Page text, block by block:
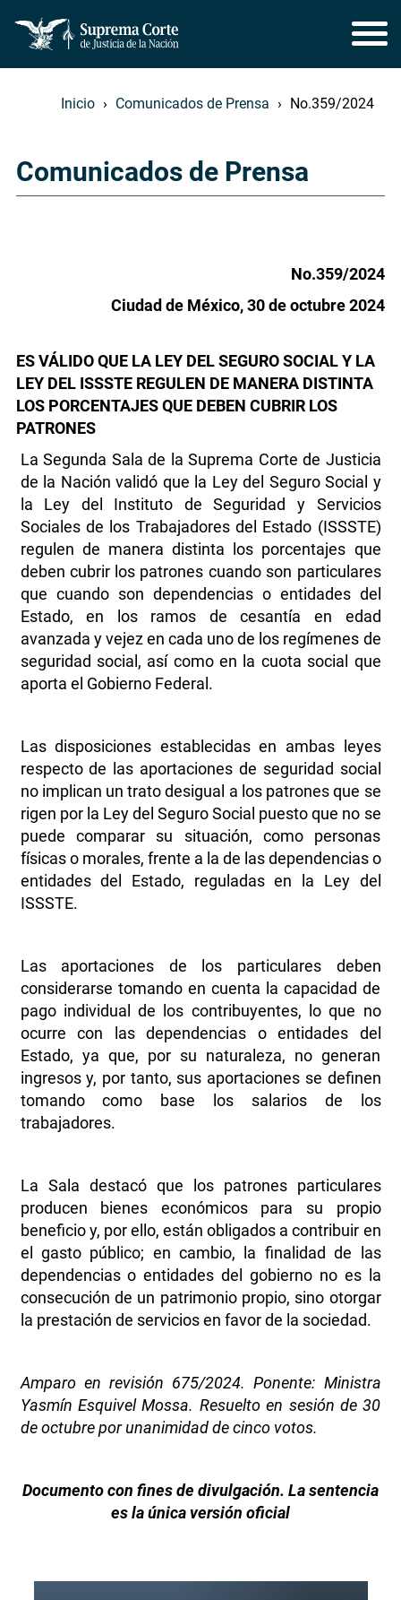
Inicio Comunicados de Prensa No.359/2024
Comunicados de Prensa
No.359/2024
Ciudad de México, 30 de octubre 2024
ES VÁLIDO QUE LA LEY DEL SEGURO SOCIAL Y LA
LEY DEL ISSSTE REGULEN DE MANERA DISTINTA
LOS PORCENTAJES QUE DEBEN CUBRIR LOS
PATRONES
La Segunda Sala de la Suprema Corte de Justicia
de la Nación validó que la Ley del Seguro Social y
la Ley del Instituto de Seguridad y Servicios
Sociales de los Trabajadores del Estado (ISSSTE)
regulen de manera distinta los porcentajes que
deben cubrir los patrones cuando son particulares
que cuando son dependencias o entidades del
Estado, en los ramos de cesantía en edad
avanzada y vejez en cada uno de los regímenes de
seguridad social, así como en la cuota social que
aporta el Gobierno Federal.
Las disposiciones establecidas en ambas leyes
respecto de las aportaciones de seguridad social
no implican un trato desigual a los patrones que se
rigen por la Ley del Seguro Social puesto que no se
puede comparar su situación, como personas
físicas o morales, frente a la de las dependencias o
entidades del Estado, reguladas en la Ley del
ISSSTE.
Las aportaciones de los particulares deben
considerarse tomando en cuenta la capacidad de
pago individual de los contribuyentes, lo que no
ocurre con las dependencias o entidades del
Estado, ya que, por su naturaleza, no generan
ingresos y, por tanto, sus aportaciones se definen
tomando como base los salarios de los
trabajadores.
La Sala destacó que los patrones particulares
producen bienes económicos para su propio
beneficio y, por ello, están obligados a contribuir en
el gasto público; en cambio, la finalidad de las
dependencias o entidades del gobierno no es la
consecución de un patrimonio propio, sino otorgar
la prestación de servicios en favor de la sociedad.
Amparo en revisión 675/2024. Ponente: Ministra
Yasmín Esquivel Mossa. Resuelto en sesión de 30
de octubre por unanimidad de cinco votos.
Documento con fines de divulgación. La sentencia
es la única versión oficial